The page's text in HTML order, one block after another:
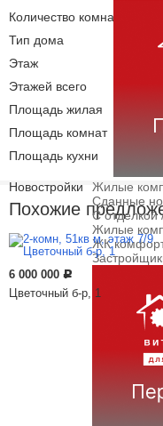
Новостройки
Жилые
Сданные
С отделкой
Жилые
ЖК
Количество комнат
Тип дома
Этаж
Этажей всего
Площадь жилая
Площадь комнат
Площадь кухни
Похожие
6 000 000 Р
Цветочный б-р, 1